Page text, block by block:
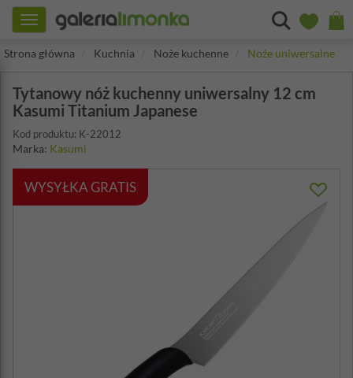
Toggle
navigation
Strona główna
Kuchnia Noże kuchenne Noże uniwersalne
Tytanowy nóż kuchenny uniwersalny 12 cm
Kasumi Titanium Japanese
Kod produktu: K-22012
Marka: Kasumi
WYSYŁKA GRATIS